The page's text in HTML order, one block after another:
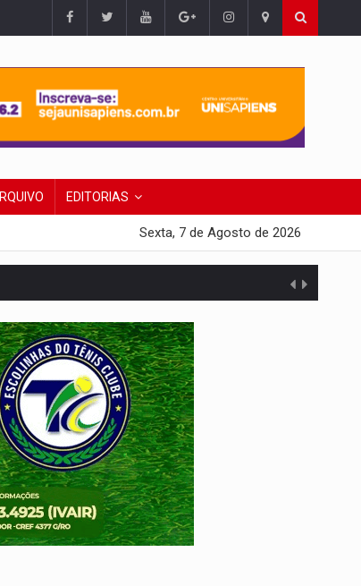
EDITORIAS
Sexta, 7 de Agosto de 2026